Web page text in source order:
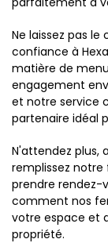
Ne laissez pas le
confiance à
matière de
engagement
et notre service
partenaire idéal
N'attendez plus,
remplissez
prendre rendez-
comment nos
votre espace et
propriété.